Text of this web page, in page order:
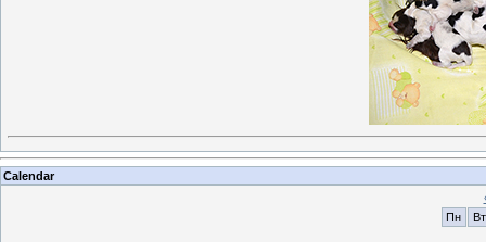
Calendar
Пн
Вт